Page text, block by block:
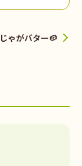
じゃがバター🥔